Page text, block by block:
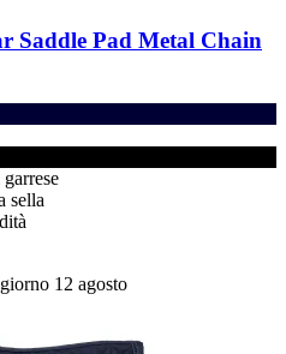
Saddle Pad Metal Chain
sella
12 agosto